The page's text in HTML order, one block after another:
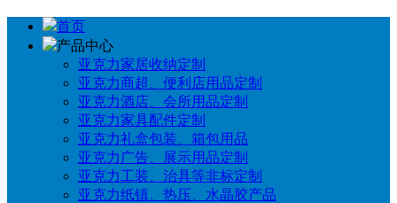
首页
产品中心
亚克力家居收纳定制
亚克力商超、便利店用品定制
亚克力酒店、会所用品定制
亚克力家具配件定制
亚克力礼盒包装、箱包用品
亚克力广告、展示用品定制
亚克力工装、治具等非标定制
亚克力纸镇、热压、水晶胶产品